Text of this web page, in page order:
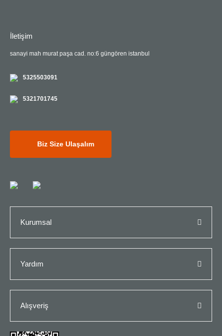
İletişim
sanayi mah murat paşa cad. no:6 güngören istanbul
5325503091
5321701745
Biz Size Ulaşalım
Kurumsal
Yardım
Alışveriş